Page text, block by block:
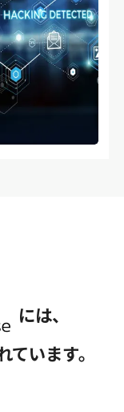
には、
います。